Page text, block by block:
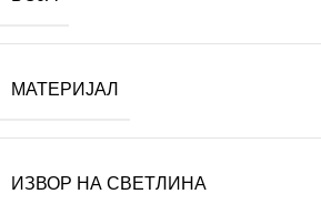
МАТЕРИЈАЛ
ИЗВОР НА СВЕТЛИНА